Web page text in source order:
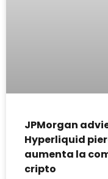
JPMorgan
Hyperliquid
aumenta la
cripto